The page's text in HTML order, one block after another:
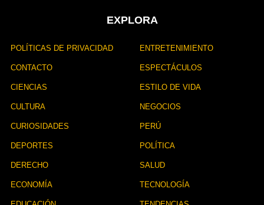
EXPLORA
POLÍTICAS DE PRIVACIDAD
CONTACTO
CIENCIAS
CULTURA
CURIOSIDADES
DEPORTES
DERECHO
ECONOMÍA
ENTRETENIMIENTO
ESPECTÁCULOS
ESTILO DE VIDA
NEGOCIOS
PERÚ
POLÍTICA
SALUD
TECNOLOGÍA